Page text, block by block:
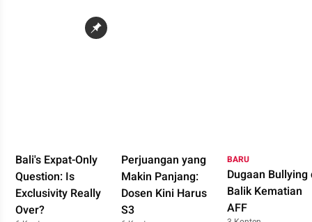
Bali's Expat-Only
Question: Is
Exclusivity Really
Over?
Perjuangan yang
Makin Panjang:
Dosen Kini Harus
S3
BARU
Dugaan Bullying
Balik Kematian
AFF